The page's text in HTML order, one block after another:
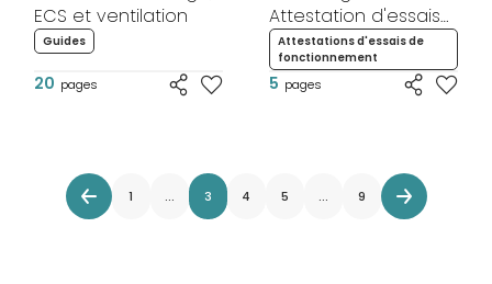
ECS et ventilation
Guides
20 pages
Attestation d'essais
de fonctionnement
Attestations d'essais de
fonctionnement
5 pages
1 ... 3 4 5 ... 9